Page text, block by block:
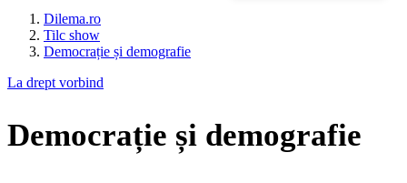
Dilema.ro
Tilc show
Democrație și demografie
La drept vorbind
Democrație și demografie